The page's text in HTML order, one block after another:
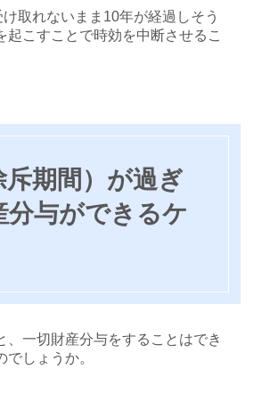
取れないまま10年が経過しそう
起こすことで時効を中断させるこ
斥期間）が過ぎ
分与ができるケ
、一切財産分与をすることはでき
しょうか。